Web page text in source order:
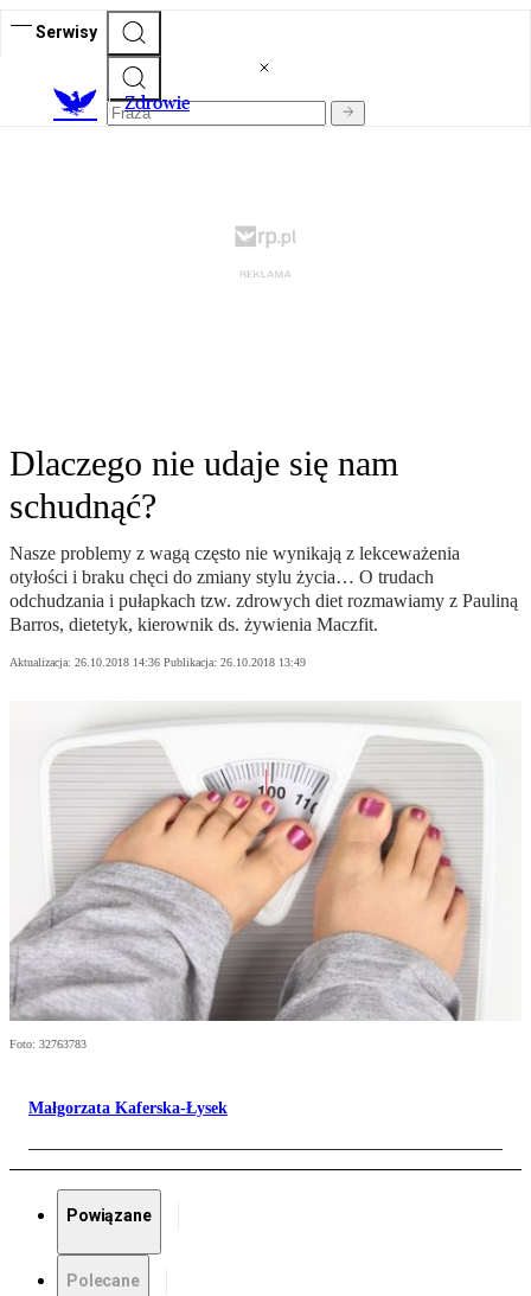
Serwisy
Zdrowie
Dlaczego nie udaje się nam
schudnąć?
Nasze problemy z wagą często nie wynikają z lekceważenia
otyłości i braku chęci do zmiany stylu życia… O trudach
odchudzania i pułapkach tzw. zdrowych diet rozmawiamy z Pauliną
Barros, dietetyk, kierownik ds. żywienia Maczfit.
Aktualizacja: 26.10.2018 14:36 Publikacja: 26.10.2018 13:49
Foto: 32763783
Małgorzata Kaferska-Łysek
Powiązane
Polecane